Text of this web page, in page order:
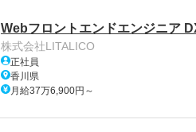
Webフロントエンドエンジニア
株式会社LITALICO
正社員
香川県
月給37万6,900円～